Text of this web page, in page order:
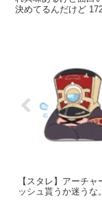
決めてるんだけど
【スタレ】アーチ
ッシュ貰うか迷うな。